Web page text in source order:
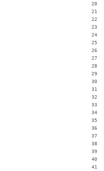
20
21
22
23
24
25
26
27
28
29
30
31
32
33
34
35
36
37
38
39
40
41